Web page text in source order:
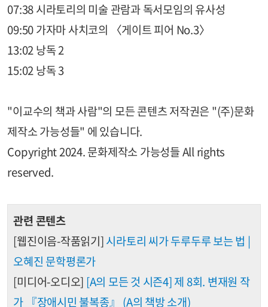
07:38 시라토리의 미술 관람과 독서모임의 유사성
09:50 가자마 사치코의 〈게이트 피어 No.3〉
13:02 낭독 2
15:02 낭독 3
"이교수의 책과 사람"의 모든 콘텐츠 저작권은 "(주)문화
제작소 가능성들" 에 있습니다.
Copyright 2024. 문화제작소 가능성들 All rights
reserved.
관련 콘텐츠
[웹진이음-작품읽기]시라토리 씨가 두루두루 보는 법 |
오혜진 문학평론가
[미디어-오디오] [A의 모든 것 시즌4] 제 8회. 변재원 작
가 『장애시민 불복종』 (A의 책방 소개)